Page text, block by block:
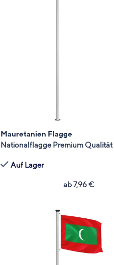
Mauretanien Flagge
Nationalflagge Premium Qualität
Auf Lager
ab7,96€